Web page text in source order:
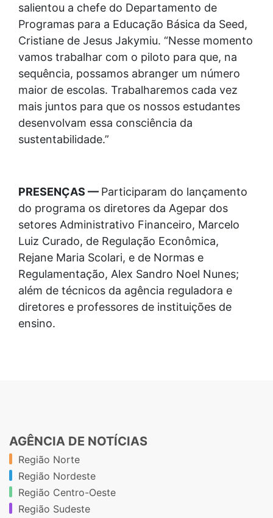
salientou a chefe do Departamento de
Programas para a Educação Básica da Seed,
Cristiane de Jesus Jakymiu. “Nesse momento
vamos trabalhar com o piloto para que, na
sequência, possamos abranger um número
maior de escolas. Trabalharemos cada vez
mais juntos para que os nossos estudantes
desenvolvam essa consciência da
sustentabilidade.”
PRESENÇAS — Participaram do lançamento
do programa os diretores da Agepar dos
setores Administrativo Financeiro, Marcelo
Luiz Curado, de Regulação Econômica,
Rejane Maria Scolari, e de Normas e
Regulamentação, Alex Sandro Noel Nunes;
além de técnicos da agência reguladora e
diretores e professores de instituições de
ensino.
AGÊNCIA DE NOTÍCIAS
Região Norte
Região Nordeste
Região Centro-Oeste
Região Sudeste